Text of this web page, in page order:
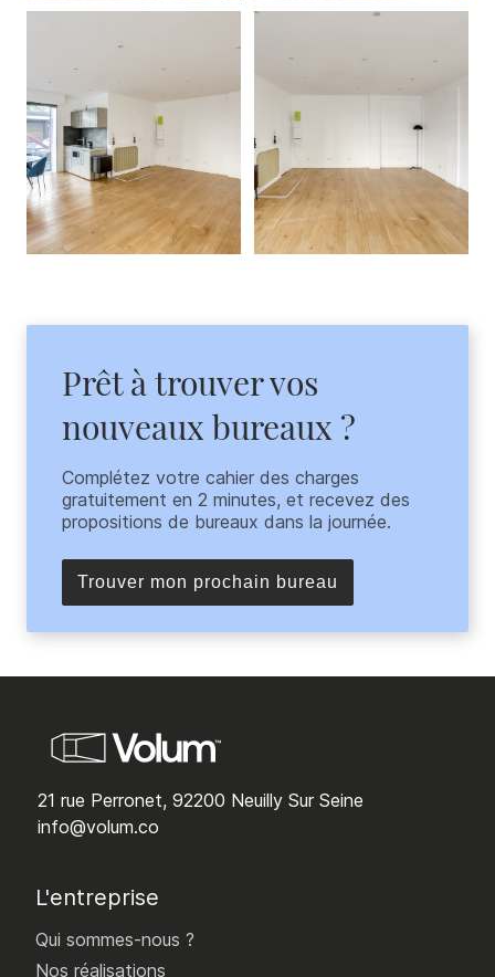
Prêt à trouver vos
nouveaux bureaux ?
Complétez votre cahier des charges
gratuitement en 2 minutes, et recevez des
propositions de bureaux dans la journée.
Trouver mon prochain bureau
21 rue Perronet, 92200 Neuilly Sur Seine
info@volum.co
L'entreprise
Qui sommes-nous ?
Nos réalisations